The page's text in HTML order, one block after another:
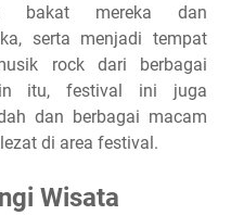
bakat mereka dan
serta menjadi tempat
rock dari berbagai
itu, festival ini juga
dan berbagai macam
di area festival.
Wisata